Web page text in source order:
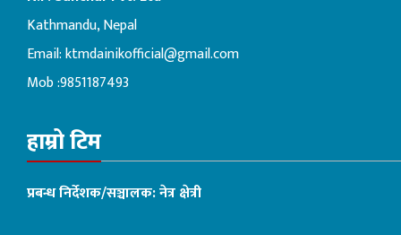
Kathmandu, Nepal
Email:ktmdainikofficial@gmail.com
Mob :9851187493
हाम्रो टिम
प्रबन्ध निर्देशक/सञ्चालक: नेत्र क्षेत्री